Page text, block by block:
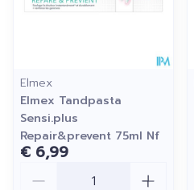
Elmex
Elmex Tandpasta
Sensi.plus
Repair&prevent 75ml Nf
€ 6,99